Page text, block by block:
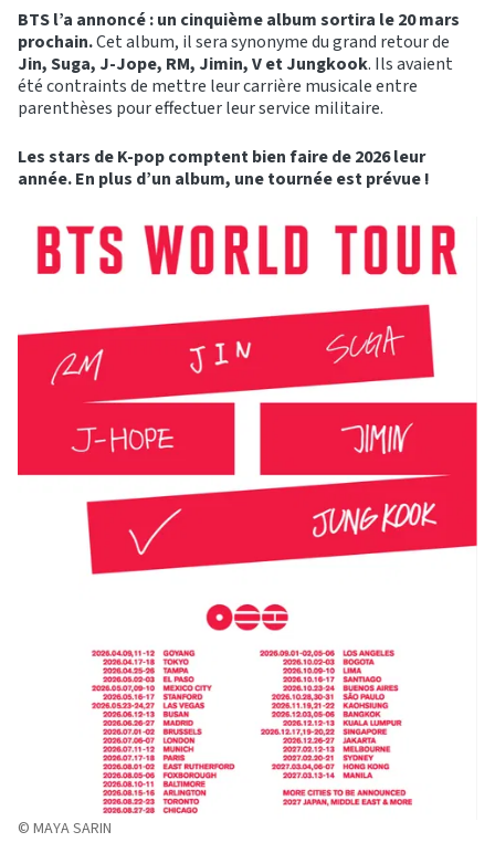
BTS l’a annoncé : un cinquième album sortira le 20 mars
prochain.Cet album, il sera synonyme du grand retour de
Jin, Suga, J-Jope, RM, Jimin, V et Jungkook. Ils avaient
été contraints de mettre leur carrière musicale entre
parenthèses pour effectuer leur service militaire.
Les stars de K-pop comptent bien faire de 2026 leur
année. En plus d’un album, une tournée est prévue !
© MAYA SARIN